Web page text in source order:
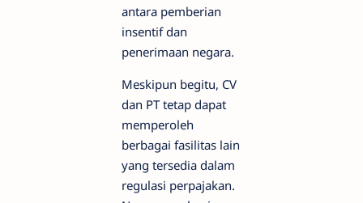
antara pemberian
insentif dan
penerimaan negara.
Meskipun begitu, CV
dan PT tetap dapat
memperoleh
berbagai fasilitas lain
yang tersedia dalam
regulasi perpajakan.